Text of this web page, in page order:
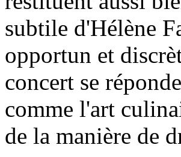
subtile d'Hélène
opportun et
concert se
comme l'art
de la manière de